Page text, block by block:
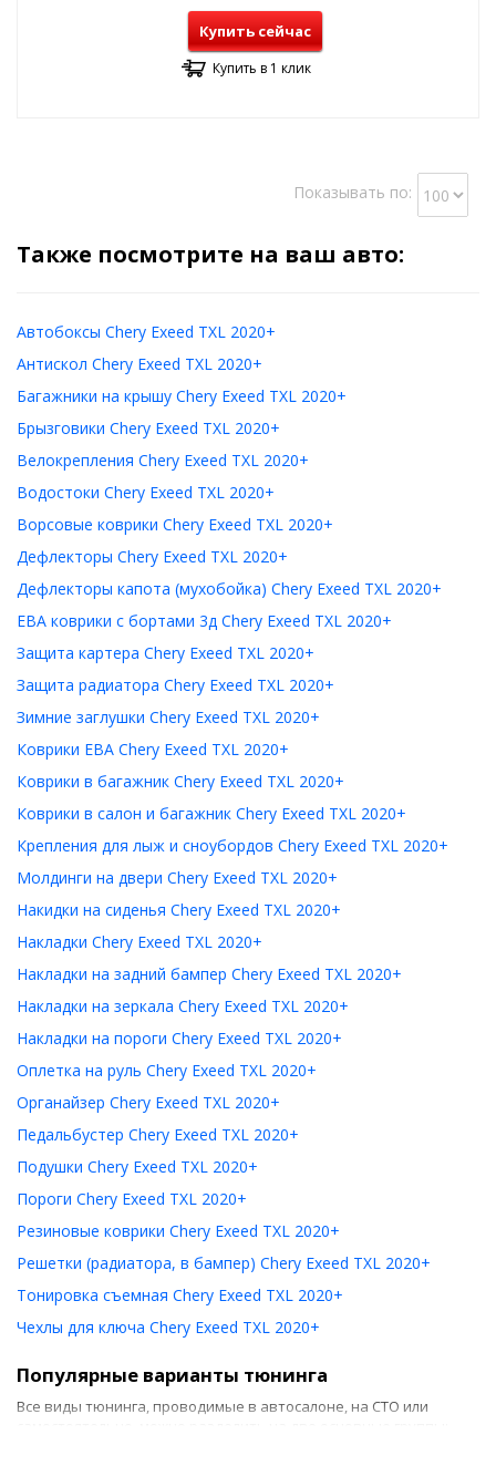
Купить сейчас
Купить в 1 клик
Показывать по:
Также посмотрите на ваш авто:
Автобоксы Chery Exeed TXL 2020+
Антискол Chery Exeed TXL 2020+
Багажники на крышу Chery Exeed TXL 2020+
Брызговики Chery Exeed TXL 2020+
Велокрепления Chery Exeed TXL 2020+
Водостоки Chery Exeed TXL 2020+
Ворсовые коврики Chery Exeed TXL 2020+
Дефлекторы Chery Exeed TXL 2020+
Дефлекторы капота (мухобойка) Chery Exeed TXL 2020+
ЕВА коврики с бортами 3д Chery Exeed TXL 2020+
Защита картера Chery Exeed TXL 2020+
Защита радиатора Chery Exeed TXL 2020+
Зимние заглушки Chery Exeed TXL 2020+
Коврики ЕВА Chery Exeed TXL 2020+
Коврики в багажник Chery Exeed TXL 2020+
Коврики в салон и багажник Chery Exeed TXL 2020+
Крепления для лыж и сноубордов Chery Exeed TXL 2020+
Молдинги на двери Chery Exeed TXL 2020+
Накидки на сиденья Chery Exeed TXL 2020+
Накладки Chery Exeed TXL 2020+
Накладки на задний бампер Chery Exeed TXL 2020+
Накладки на зеркала Chery Exeed TXL 2020+
Накладки на пороги Chery Exeed TXL 2020+
Оплетка на руль Chery Exeed TXL 2020+
Органайзер Chery Exeed TXL 2020+
Педальбустер Chery Exeed TXL 2020+
Подушки Chery Exeed TXL 2020+
Пороги Chery Exeed TXL 2020+
Резиновые коврики Chery Exeed TXL 2020+
Решетки (радиатора, в бампер) Chery Exeed TXL 2020+
Тонировка съемная Chery Exeed TXL 2020+
Чехлы для ключа Chery Exeed TXL 2020+
Популярные варианты тюнинга
Все виды тюнинга, проводимые в автосалоне, на СТО или